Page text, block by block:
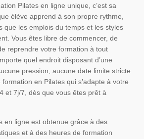
Pilates en ligne unique, c’est sa
élève apprend à son propre rythme,
que les emplois du temps et les styles
Vous êtes libre de commencer, de
reprendre votre formation à tout
quel endroit disposant d’une
pression, aucune date limite stricte
en Pilates qui s’adapte à votre
et 7j/7, dès que vous êtes prêt à
en ligne est obtenue grâce à des
et à des heures de formation